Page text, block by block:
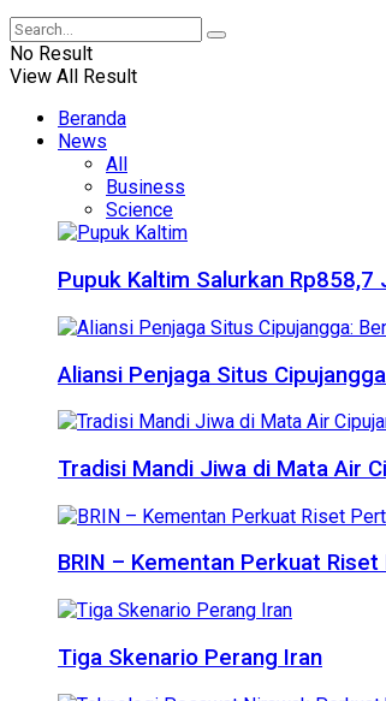
No Result
View All Result
Beranda
News
All
Business
Science
Pupuk Kaltim Salurkan
Aliansi Penjaga Situs
Tradisi Mandi Jiwa di Mata Air
BRIN – Kementan Perkuat
Tiga Skenario Perang Iran